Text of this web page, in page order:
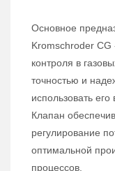
Основное
Kromschroder CG
контроля в
точностью и
использовать
Клапан
регулирование
оптимальной
процессов.